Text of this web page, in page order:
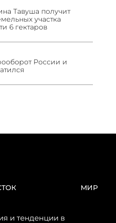
Тавуша получит
участка
6 гектаров
России и
МИР
и тенденции в